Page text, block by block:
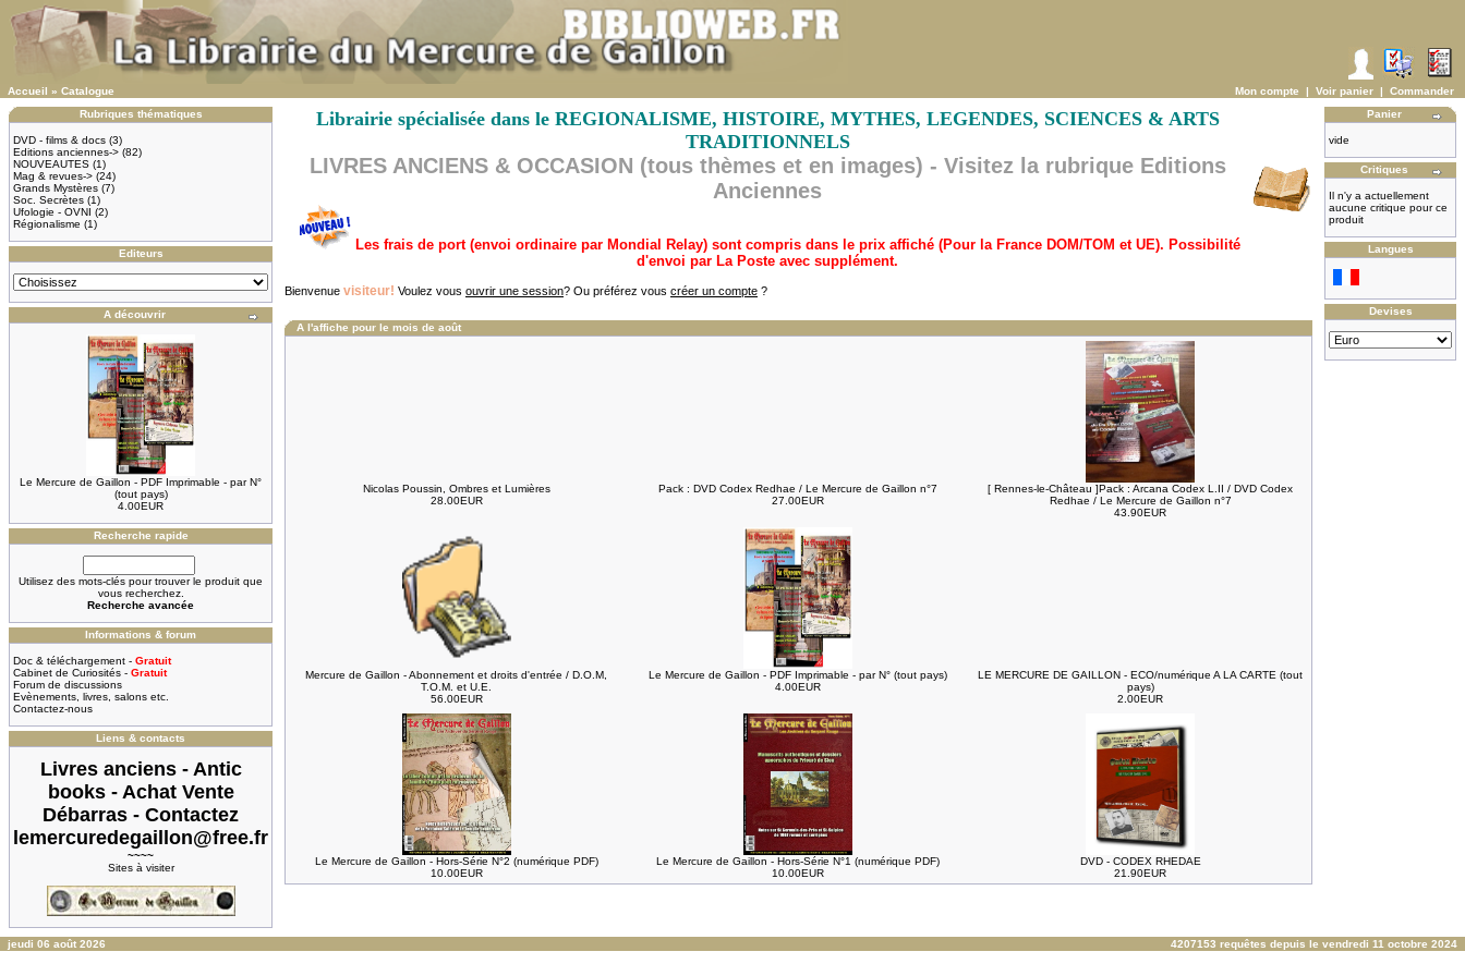
Accueil » Catalogue Mon compte | Voir panier | Commander
Rubriques thématiques
DVD - films & docs (3)
Editions anciennes-> (82)
NOUVEAUTES (1)
Mag & revues-> (24)
Grands Mystères (7)
Soc. Secrètes (1)
Ufologie - OVNI (2)
Régionalisme (1)
Editeurs
A découvrir
Le Mercure de Gaillon - PDF Imprimable - par N°
(tout pays)
4.00EUR
Recherche rapide
Utilisez des mots-clés pour trouver le produit que
vous recherchez.
Recherche avancée
Informations & forum
Doc & téléchargement - Gratuit
Cabinet de Curiosités - Gratuit
Forum de discussions
Evènements, livres, salons etc.
Contactez-nous
Liens & contacts
Livres anciens - Antic
books - Achat Vente
Débarras - Contactez
lemercuredegaillon@free.fr
~~~~
Sites à visiter
Librairie spécialisée dans le REGIONALISME, HISTOIRE, MYTHES, LEGENDES, SCIENCES & ARTS
TRADITIONNELS
LIVRES ANCIENS & OCCASION (tous thèmes et en images) - Visitez la rubrique Editions
Anciennes
Les frais de port (envoi ordinaire par Mondial Relay) sont compris dans le prix affiché (Pour la France DOM/TOM et UE). Possibilité
d'envoi par La Poste avec supplément.
Bienvenue visiteur! Voulez vous ouvrir une session? Ou préférez vous créer un compte ?
A l'affiche pour le mois de août
Nicolas Poussin, Ombres et Lumières
28.00EUR
Pack : DVD Codex Redhae / Le Mercure de Gaillon n°7
27.00EUR
[ Rennes-le-Château ]Pack : Arcana Codex L.II / DVD Codex
Redhae / Le Mercure de Gaillon n°7
43.90EUR
Mercure de Gaillon - Abonnement et droits d'entrée / D.O.M,
T.O.M. et U.E.
56.00EUR
Le Mercure de Gaillon - PDF Imprimable - par N° (tout pays)
4.00EUR
LE MERCURE DE GAILLON - ECO/numérique A LA CARTE (tout
pays)
2.00EUR
Le Mercure de Gaillon - Hors-Série N°2 (numérique PDF)
10.00EUR
Le Mercure de Gaillon - Hors-Série N°1 (numérique PDF)
10.00EUR
DVD - CODEX RHEDAE
21.90EUR
Panier
vide
Critiques
Il n'y a actuellement
aucune critique pour ce
produit
Langues
Devises
jeudi 06 août 2026 4207153 requêtes depuis le vendredi 11 octobre 2024